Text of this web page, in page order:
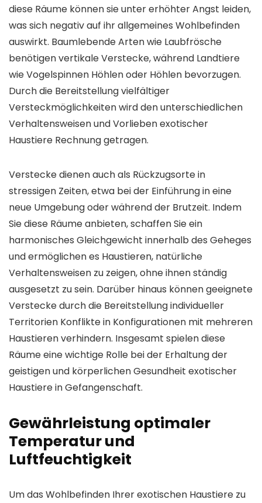
diese Räume können sie unter erhöhter Angst leiden,
was sich negativ auf ihr allgemeines Wohlbefinden
auswirkt. Baumlebende Arten wie Laubfrösche
benötigen vertikale Verstecke, während Landtiere
wie Vogelspinnen Höhlen oder Höhlen bevorzugen.
Durch die Bereitstellung vielfältiger
Versteckmöglichkeiten wird den unterschiedlichen
Verhaltensweisen und Vorlieben exotischer
Haustiere Rechnung getragen.
Verstecke dienen auch als Rückzugsorte in
stressigen Zeiten, etwa bei der Einführung in eine
neue Umgebung oder während der Brutzeit. Indem
Sie diese Räume anbieten, schaffen Sie ein
harmonisches Gleichgewicht innerhalb des Geheges
und ermöglichen es Haustieren, natürliche
Verhaltensweisen zu zeigen, ohne ihnen ständig
ausgesetzt zu sein. Darüber hinaus können geeignete
Verstecke durch die Bereitstellung individueller
Territorien Konflikte in Konfigurationen mit mehreren
Haustieren verhindern. Insgesamt spielen diese
Räume eine wichtige Rolle bei der Erhaltung der
geistigen und körperlichen Gesundheit exotischer
Haustiere in Gefangenschaft.
Gewährleistung optimaler
Temperatur und
Luftfeuchtigkeit
Um das Wohlbefinden Ihrer exotischen Haustiere zu